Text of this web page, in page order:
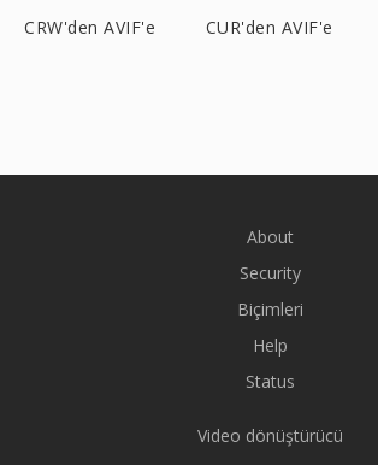
CRW'den AVIF'e CUR'den AVIF'e
About
Security
Biçimleri
Help
Status
Video dönüştürücü